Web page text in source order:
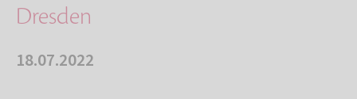
Dresden
18.07.2022